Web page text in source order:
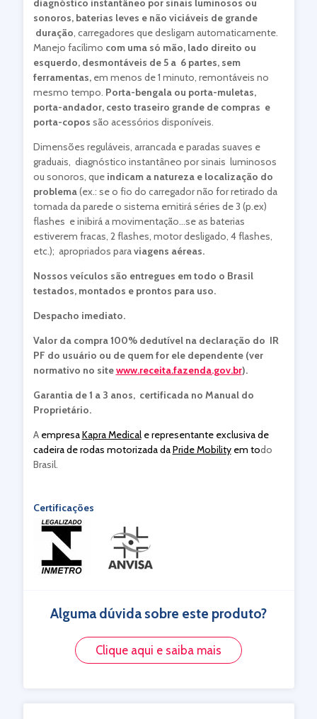
diagnóstico instantâneo por sinais luminosos ou
sonoros, baterias leves e não viciáveis de grande
duração, carregadores que desligam automaticamente.
Manejo facílimo com uma só mão, lado direito ou
esquerdo, desmontáveis de 5 a 6 partes, sem
ferramentas,em menos de 1 minuto, remontáveis no
mesmo tempo. Porta-bengala ou porta-muletas,
porta-andador, cesto traseiro grande de compras e
porta-copos são acessórios disponíveis.
Dimensões reguláveis, arrancada e paradas suaves e
graduais, diagnóstico instantâneo por sinais luminosos
ou sonoros, que indicam a natureza e localização do
problema(ex.: se o fio do carregador não for retirado da
tomada da parede o sistema emitirá séries de 3 (p.ex)
flashes e inibirá a movimentação…se as baterias
estiverem fracas, 2 flashes, motor desligado, 4 flashes,
etc.); apropriados paraviagens aéreas.
Nossos veículos são entregues em todo o Brasil
testados, montados e prontos para uso.
Despacho imediato.
Valor da compra 100% dedutível na declaração do IR
PF do usuário ou de quem for ele dependente (ver
normativo no sitewww.receita.fazenda.gov.br).
Garantia de 1 a 3 anos, certificada no Manual do
Proprietário.
A empresaKapra Medicale representante exclusiva de
cadeira de rodas motorizada daPride Mobilityem todo
Brasil.
Certificações
Alguma dúvida sobre este produto?
Clique aqui e saiba mais